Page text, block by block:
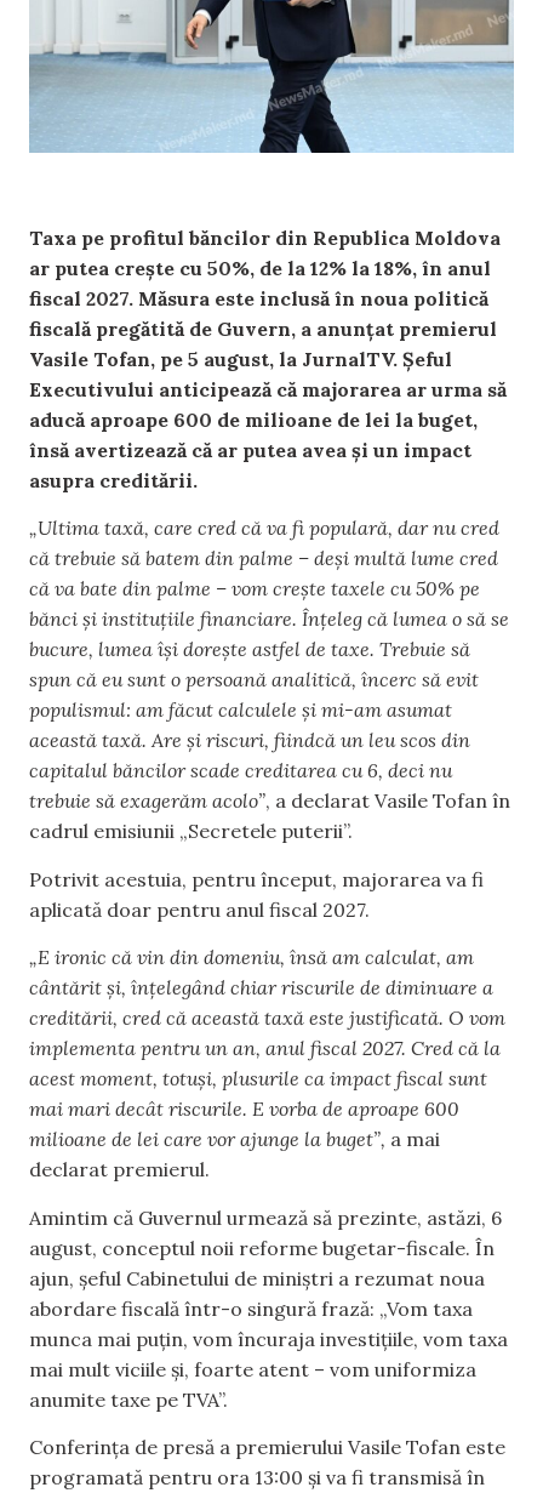
Taxa pe profitul băncilor din Republica Moldova
ar putea crește cu 50%, de la 12% la 18%, în anul
fiscal 2027. Măsura este inclusă în noua politică
fiscală pregătită de Guvern, a anunțat premierul
Vasile Tofan, pe 5 august, la JurnalTV. Șeful
Executivului anticipează că majorarea ar urma să
aducă aproape 600 de milioane de lei la buget,
însă avertizează că ar putea avea și un impact
asupra creditării.
„Ultima taxă, care cred că va fi populară, dar nu cred
că trebuie să batem din palme – deși multă lume cred
că va bate din palme – vom crește taxele cu 50% pe
bănci și instituțiile financiare. Înțeleg că lumea o să se
bucure, lumea își dorește astfel de taxe. Trebuie să
spun că eu sunt o persoană analitică, încerc să evit
populismul: am făcut calculele și mi-am asumat
această taxă. Are și riscuri, fiindcă un leu scos din
capitalul băncilor scade creditarea cu 6, deci nu
trebuie să exagerăm acolo”, a declarat Vasile Tofan în
cadrul emisiunii „Secretele puterii”.
Potrivit acestuia, pentru început, majorarea va fi
aplicată doar pentru anul fiscal 2027.
„E ironic că vin din domeniu, însă am calculat, am
cântărit și, înțelegând chiar riscurile de diminuare a
creditării, cred că această taxă este justificată. O vom
implementa pentru un an, anul fiscal 2027. Cred că la
acest moment, totuși, plusurile ca impact fiscal sunt
mai mari decât riscurile. E vorba de aproape 600
milioane de lei care vor ajunge la buget”, a mai
declarat premierul.
Amintim că Guvernul urmează să prezinte, astăzi, 6
august, conceptul noii reforme bugetar-fiscale. În
ajun, șeful Cabinetului de miniștri a rezumat noua
abordare fiscală într-o singură frază: „Vom taxa
munca mai puțin, vom încuraja investițiile, vom taxa
mai mult viciile și, foarte atent – vom uniformiza
anumite taxe pe TVA”.
Conferința de presă a premierului Vasile Tofan este
programată pentru ora 13:00 și va fi transmisă în